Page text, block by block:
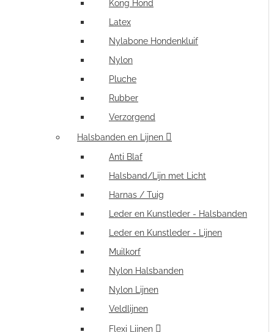
Kong Hond
Latex
Nylabone Hondenkluif
Nylon
Pluche
Rubber
Verzorgend
Halsbanden en Lijnen
Anti Blaf
Halsband/Lijn met Licht
Harnas / Tuig
Leder en Kunstleder - Halsbanden
Leder en Kunstleder - Lijnen
Muilkorf
Nylon Halsbanden
Nylon Lijnen
Veldlijnen
Flexi Lijnen